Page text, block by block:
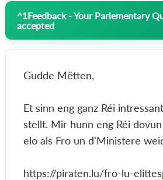
^1Feedback - Your Parlementary
accepted
Gudde Mëtten,
Et sinn eng ganz Réi
stellt. Mir hunn eng Réi
elo als Fro un d'Ministere
https://piraten.lu/fro-lu-